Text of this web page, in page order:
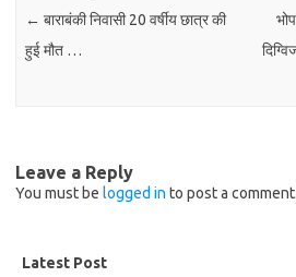
← बाराबंकी निवासी 20 वर्षीय छात्र की
हुई मौत …
Leave a Reply
You must be logged in to post a comment.
Latest Post